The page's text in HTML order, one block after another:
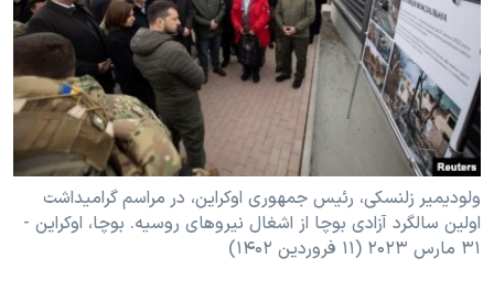
ولودیمیر زلنسکی، رئیس جمهوری اوکراین، در مراسم گرامیداشت
اولین سالگرد آزادی بوچا از اشغال نیروهای روسیه. بوچا، اوکراین -
۳۱ مارس ۲۰۲۳ (۱۱ فروردین ۱۴۰۲)